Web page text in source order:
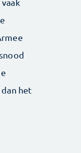
het